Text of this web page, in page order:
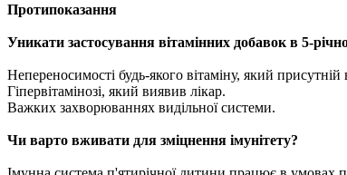
Протипоказання
Уникати застосування вітамінних добавок в 5-
Непереносимості будь-якого вітаміну, який
Гіпервітамінозі, який виявив лікар.
Важких захворюваннях видільної системи.
Чи варто вживати для зміцнення імунітету?